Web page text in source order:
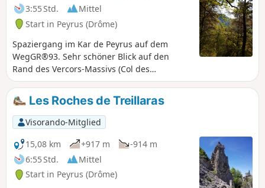
3:55 Std.
Mittel
Start in Peyrus (Drôme)
Spaziergang im Kar de Peyrus auf dem
WegGR®93. Sehr schöner Blick auf den
Rand des Vercors-Massivs (Col des
Limouches).
Les Roches de Treillaras
Visorando-Mitglied
15,08 km
+917 m
-914 m
6:55 Std.
Mittel
Start in Peyrus (Drôme)